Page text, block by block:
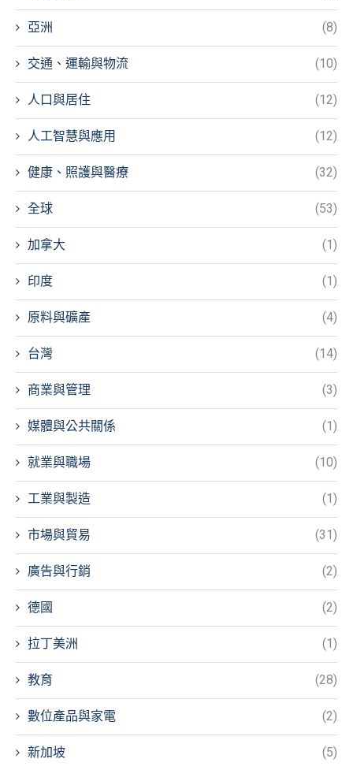
亞洲 (8)
交通、運輸與物流 (10)
人口與居住 (12)
人工智慧與應用 (12)
健康、照護與醫療 (32)
全球 (53)
加拿大 (1)
印度 (1)
原料與礦產 (4)
台灣 (14)
商業與管理 (3)
媒體與公共關係 (1)
就業與職場 (10)
工業與製造 (1)
市場與貿易 (31)
廣告與行銷 (2)
德國 (2)
拉丁美洲 (1)
教育 (28)
數位產品與家電 (2)
新加坡 (5)